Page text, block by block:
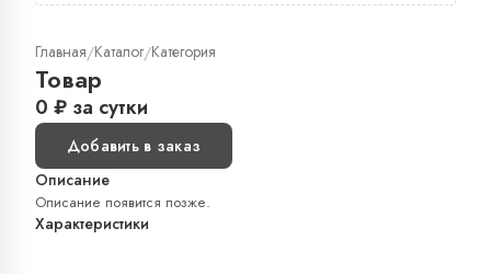
Главная/Каталог/Категория
Товар
0 ₽ за сутки
Добавить в заказ
Описание
Описание появится позже.
Характеристики